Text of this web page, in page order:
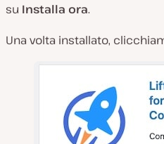
su Installa ora.
Una volta installato,